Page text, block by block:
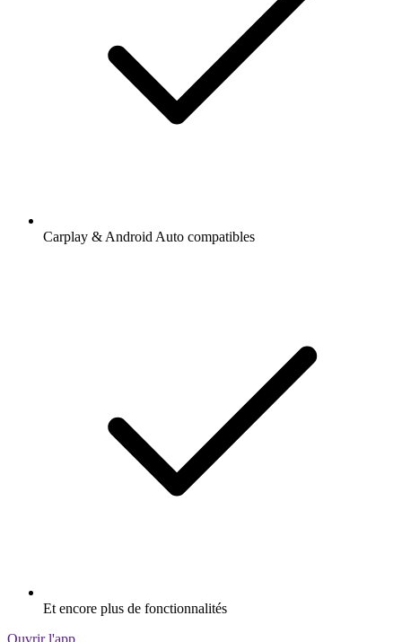
Carplay & Android Auto compatibles
Et encore plus de fonctionnalités